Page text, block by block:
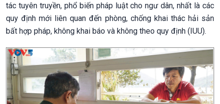
tác tuyên truyền, phổ biến pháp luật cho ngư dân, nhất là các
quy định mới liên quan đến phòng, chống khai thác hải sản
bất hợp pháp, không khai báo và không theo quy định (IUU).